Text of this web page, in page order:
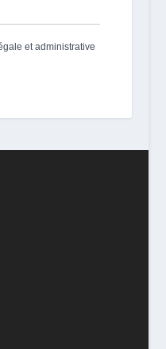
et administrative